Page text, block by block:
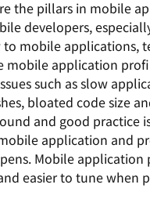
the pillars in mobile
developers,
to mobile applications,
mobile application
such as slow
bloated code size
and good practice
application and
Mobile
easier to tune when